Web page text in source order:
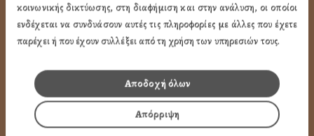
Εικόνες Αγίων
Εικόνες Παναγίας
Εικόνες Παραστάσεων
Μπομπονιέρες Βάπτισης
Μπρελόκ Μέ Αγίους
κοινωνικής δικτύωσης, στη διαφήμιση και στην ανάλυση, οι οποίοι
ενδέχεται να συνδυάσουν αυτές τις πληροφορίες με άλλες που έχετε
παρέχει ή που έχουν συλλέξει από τη χρήση των υπηρεσιών τους.
Απόρριψη
Αποδοχή όλων